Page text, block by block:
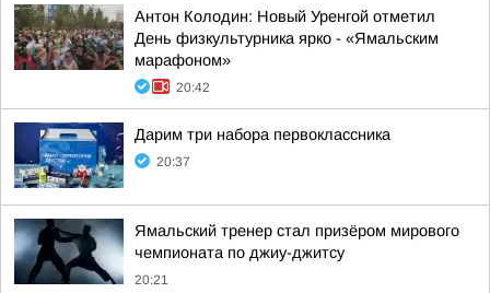
Антон Колодин: Новый Уренгой отметил
День физкультурника ярко - «Ямальским
марафоном»
20:42
Дарим три набора первоклассника
20:37
Ямальский тренер стал призёром мирового
чемпионата по джиу-джитсу
20:21